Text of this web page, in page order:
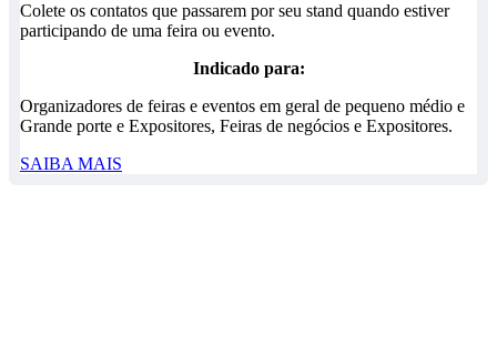
Colete os contatos que passarem por seu stand quando estiver
participando de uma feira ou evento.
Indicado para:
Organizadores de feiras e eventos em geral de pequeno médio e
Grande porte e Expositores, Feiras de negócios e Expositores.
SAIBA MAIS